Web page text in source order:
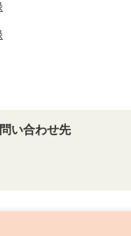
い合わせ先